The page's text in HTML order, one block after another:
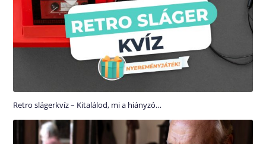
Retro slágerkvíz – Kitalálod, mi a hiányzó…